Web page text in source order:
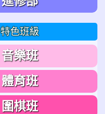
特色班級
音樂班
體育班
圍棋班